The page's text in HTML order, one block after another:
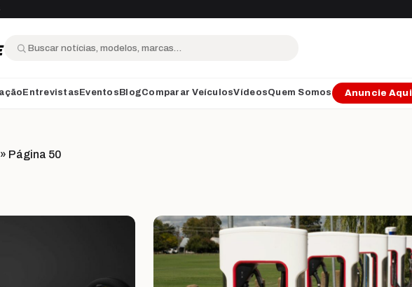
Buscar
Entrevistas Eventos BlogComparar VeículosVídeosQuem Somos Anuncie Aqui
» Página 50